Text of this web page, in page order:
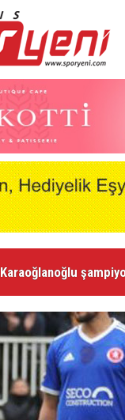
Voleybolda transfer